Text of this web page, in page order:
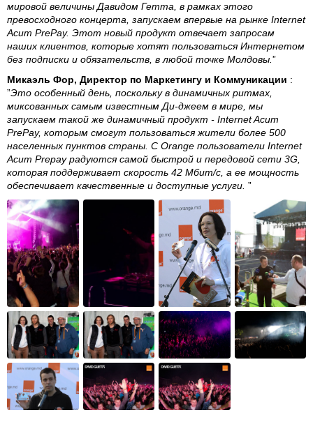
мировой величины Давидом Гетта, в рамках этого
превосходного концерта, запускаем впервые на рынке Internet
Acum PrePay. Этот новый продукт отвечает запросам
наших клиентов, которые хотят пользоваться Интернетом
без подписки и обязательств, в любой точке Молдовы. ”
Микаэль Фор, Директор по Маркетингу и Коммуникации :
”Это особенный день, поскольку в динамичных ритмах,
миксованных самым известным Ди-джеем в мире, мы
запускаем такой же динамичный продукт - Internet Acum
PrePay, которым смогут пользоваться жители более 500
населенных пунктов страны. С Orange пользователи Internet
Acum Prepay радуются самой быстрой и передовой сети 3G,
которая поддерживает скорость 42 Мбит/с, а ее мощность
обеспечивает качественные и доступные услуги. ”